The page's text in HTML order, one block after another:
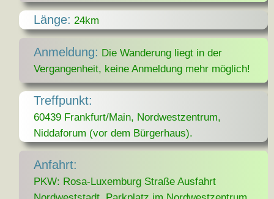
Länge: 24km
Anmeldung: Die Wanderung liegt in der
Vergangenheit, keine Anmeldung mehr möglich!
Treffpunkt:
60439 Frankfurt/Main, Nordwestzentrum,
Niddaforum (vor dem Bürgerhaus).
Anfahrt:
PKW: Rosa-Luxemburg Straße Ausfahrt